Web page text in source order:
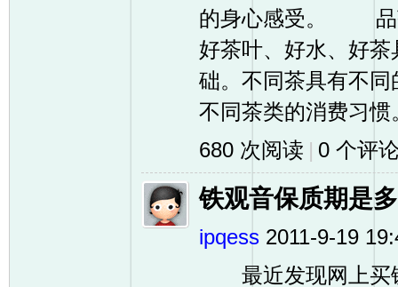
的身心感受。 品茶
好茶叶、好水、好
础。不同茶具有不
不同茶类的消费习惯
680 次阅读 | 0个评
铁观音保质期是
ipqess 2011-9-19
最近发现网上买